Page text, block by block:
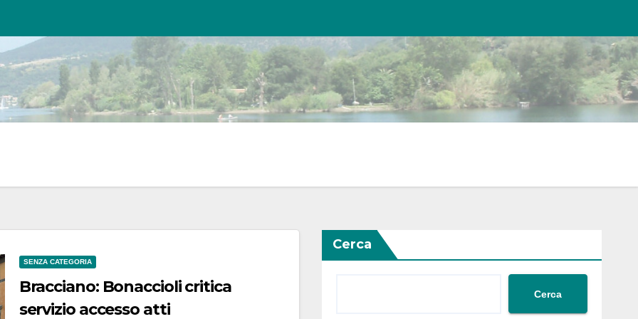
SENZA CATEGORIA
Bracciano: Bonaccioli critica
servizio accesso atti
Cerca
Cerca